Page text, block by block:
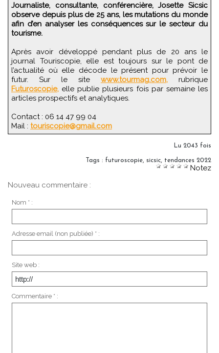
Journaliste, consultante, conférencière, Josette Sicsic
observe depuis plus de 25 ans, les mutations du monde
afin d’en analyser les conséquences sur le secteur du
tourisme.
Après avoir développé pendant plus de 20 ans le
journal Touriscopie, elle est toujours sur le pont de
l’actualité où elle décode le présent pour prévoir le
futur. Sur le site www.tourmag.com, rubrique
Futuroscopie, elle publie plusieurs fois par semaine les
articles prospectifs et analytiques.
Contact : 06 14 47 99 04
Mail : touriscopie@gmail.com
Lu 2043 fois
Tags : futuroscopie, sicsic, tendances 2022
Notez
Nouveau commentaire :
Nom * :
Adresse email (non publiée) * :
Site web :
Commentaire * :